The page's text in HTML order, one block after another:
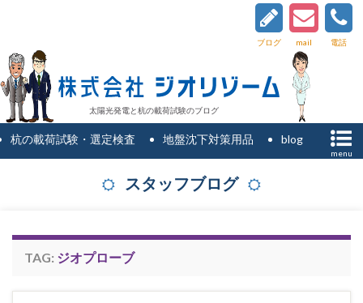
ブログ mail 電話
太陽光発電と杭の載荷試験のブログ
杭の載荷試験・選定検査 地盤沈下対策用品 blog
menu
スタッフブログ
TAG: ジオプローブ